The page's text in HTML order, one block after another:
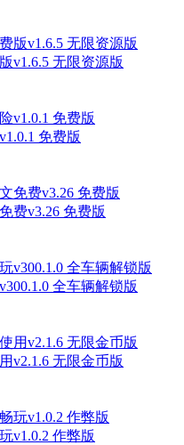
v1.6.5 无限资源版
免费版
费v3.26 免费版
全车辆解锁版
v2.1.6 无限金币版
v1.0.2 作弊版